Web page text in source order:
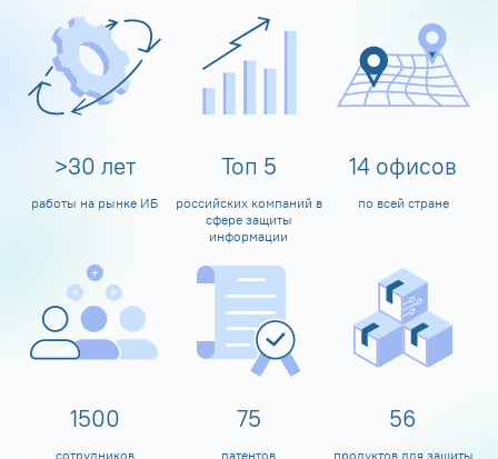
>30 лет
работы на рынке ИБ
Топ 5
российских компаний в
сфере защиты
информации
14 офисов
по всей стране
1600
сотрудников
80
патентов
60
продуктов для защиты